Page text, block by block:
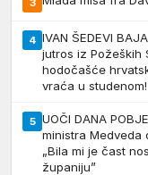
4 IVAN ŠEDEVI
jutros iz Požeških
hodočašće
vraća u studenom!
5 UOČI DANA
ministra Medveda
„Bila mi je čast
županiju”